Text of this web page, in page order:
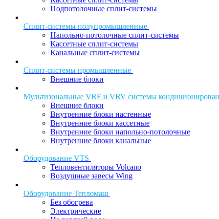
Подпотолочные сплит-системы
Сплит-системы полупромышленные
Напольно-потолочные сплит-системы
Кассетные сплит-системы
Канальные сплит-системы
Сплит-системы промышленные
Внешние блоки
Мультизональные VRF и VRV системы
Внешние блоки
Внутренние блоки настенные
Внутренние блоки кассетные
Внутренние блоки напольно-потолочные
Внутренние блоки канальные
Оборудование VTS
Тепловентиляторы Volcano
Воздушные завесы Wing
Оборудование Тепломаш
Без обогрева
Электрические